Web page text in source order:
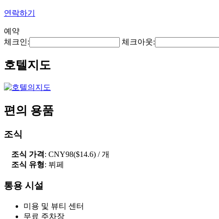
연락하기
예약
체크인:
체크아웃:
호텔지도
편의 용품
조식
조식 가격: CNY98($14.6) / 개
조식 유형: 뷔페
통용 시설
미용 및 뷰티 센터
무료 주차장